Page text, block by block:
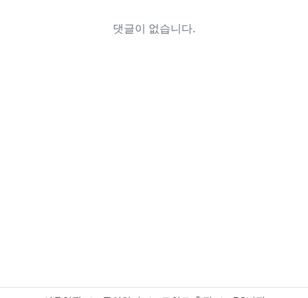
댓글이 없습니다.